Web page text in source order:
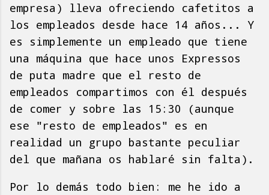
empresa) lleva ofreciendo cafetitos a
los empleados desde hace 14 años... Y
es simplemente un empleado que tiene
una máquina que hace unos Expressos
de puta madre que el resto de
empleados compartimos con él después
de comer y sobre las 15:30 (aunque
ese "resto de empleados" es en
realidad un grupo bastante peculiar
del que mañana os hablaré sin falta).
Por lo demás todo bien: me he ido a